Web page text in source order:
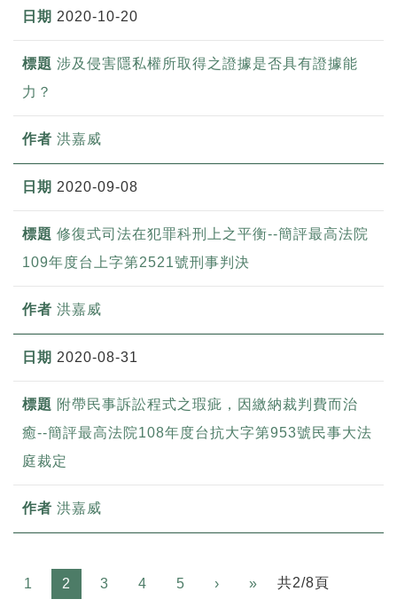
2020-10-20
涉及侵害隱私權所取得之證據是否具有證據能
力？
洪嘉威
2020-09-08
修復式司法在犯罪科刑上之平衡--簡評最高法院
109年度台上字第2521號刑事判決
洪嘉威
2020-08-31
附帶民事訴訟程式之瑕疵，因繳納裁判費而治
癒--簡評最高法院108年度台抗大字第953號民事大法
庭裁定
洪嘉威
1 2 3 4 5 › » Next共2/8頁